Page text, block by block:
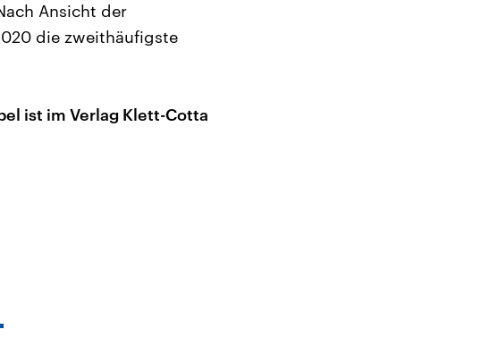
Ansicht der
die zweithäufigste
ist im Verlag Klett-Cotta